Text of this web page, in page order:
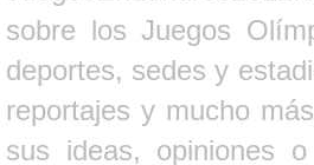
sobre los Juegos
deportes, sedes y
reportajes y mucho
sus ideas, opiniones